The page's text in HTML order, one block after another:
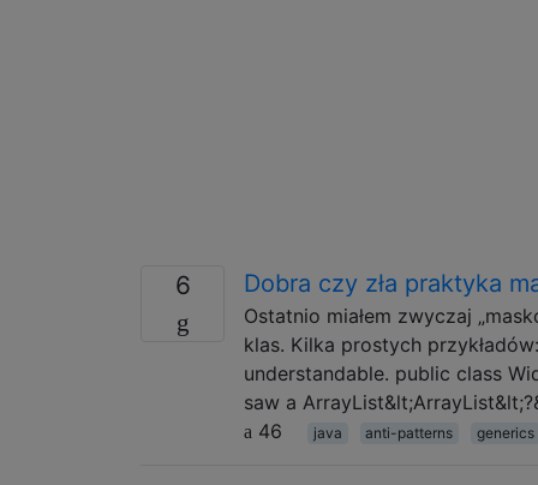
6 Dobra czy zła praktyka
Ostatnio miałem zwyczaj
klas. Kilka prostych
understandable. public class
saw a
46
java anti-patterns generics